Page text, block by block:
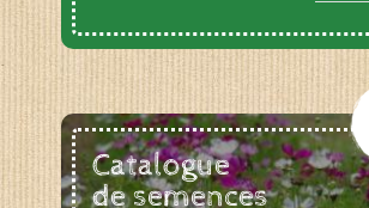
Catalogue
de semences